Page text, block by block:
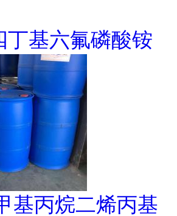
丁基六氟磷酸铵
基丙烷二烯丙基